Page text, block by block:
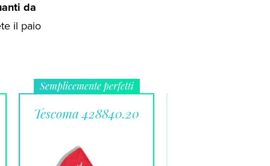
da
il paio
Semplicemente perfetti
Tescoma 428840.20